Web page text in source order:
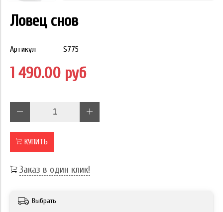
Ловец снов
Артикул S775
1 490.00 руб
КУПИТЬ
Заказ в один клик!
Выбрать